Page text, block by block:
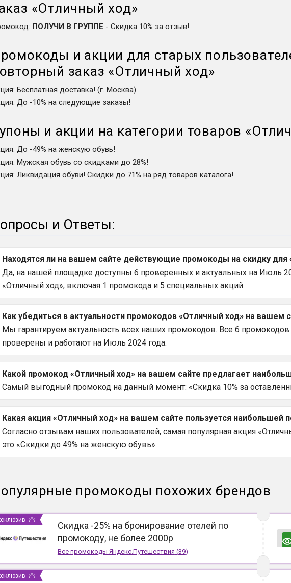
«Отличный ход»
: ПОЛУЧИ В ГРУППЕ - Скидка 10% за отзыв!
и акции для старых
заказ «Отличный ход»
: Бесплатная доставка! (г. Москва)
: До -10% на следующие заказы!
и акции на категории товаров «
: До -49% на женскую обувь!
: Мужская обувь со скидками до 28%!
: Ликвидация обуви! Скидки до 71% на ряд товаров каталога!
и Ответы:
Находятся ли на вашем сайте действующие промокоды на скидку для
Да, на нашей площадке доступны 6 проверенных и актуальных на Июль
«Отличный ход», включая 1 промокода и 5 специальных акций.
Как убедиться в актуальности промокодов «Отличный ход» на вашем
Мы гарантируем актуальность всех наших промокодов. Все 6
проверены и работают на Июль 2024 года.
Какой промокод «Отличный ход» на вашем сайте предлагает
Самый выгодный промокод на данный момент: «Скидка 10% за
Какая акция «Отличный ход» на вашем сайте пользуется наибольшей
Согласно отзывам наших пользователей, самая популярная акция
это «Скидки до 49% на женскую обувь».
промокоды похожих брендов
Скидка -25% на бронирование отелей по
промокоду, не более 2000р
Все промокоды Яндекс.Путешествия (39)